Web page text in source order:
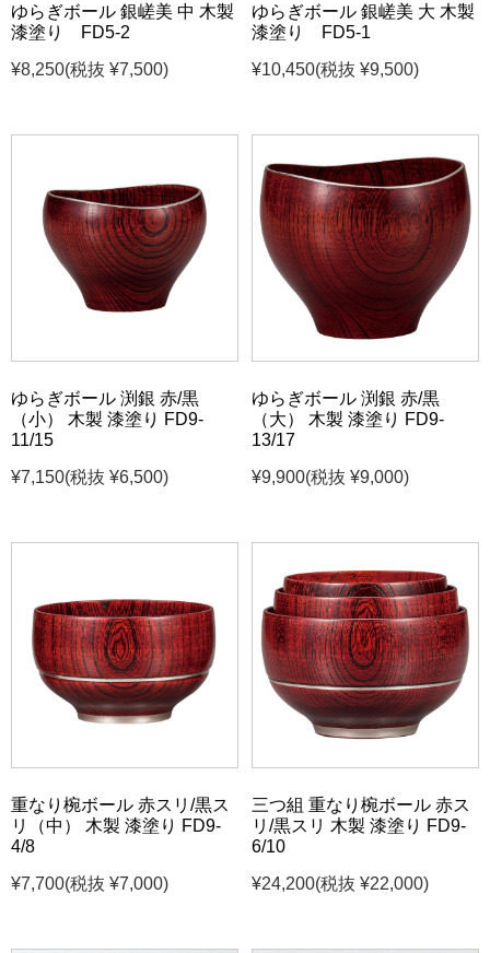
ゆらぎボール 銀嵯美 中 木製
漆塗り FD5-2
¥8,250(税抜 ¥7,500)
ゆらぎボール 銀嵯美 大 木製
漆塗り FD5-1
¥10,450(税抜 ¥9,500)
ゆらぎボール 渕銀 赤/黒
（小） 木製 漆塗り FD9-
11/15
¥7,150(税抜 ¥6,500)
ゆらぎボール 渕銀 赤/黒
（大） 木製 漆塗り FD9-
13/17
¥9,900(税抜 ¥9,000)
重なり椀ボール 赤スリ/黒ス
リ（中） 木製 漆塗り FD9-
4/8
¥7,700(税抜 ¥7,000)
三つ組 重なり椀ボール 赤ス
リ/黒スリ 木製 漆塗り FD9-
6/10
¥24,200(税抜 ¥22,000)